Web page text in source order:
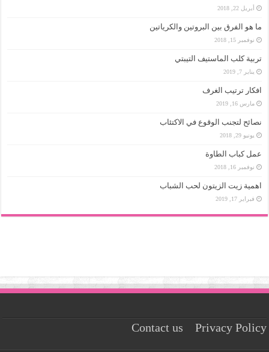
أبريل 22, 2018
ما هو الفرق بين البروتين والكرياتين
نوفمبر 15, 2018
تربية كلب الماستيف التيبتي
يناير 7, 2019
افكار ترتيب الغرف
مارس 16, 2019
نصائح لتجنب الوقوع في الاكتئاب
يونيو 29, 2018
عمل كباب الطاوة
نوفمبر 16, 2018
اهمية زيت الزيتون لحب الشباب
فبراير 17, 2019
Contact us Privacy Policy